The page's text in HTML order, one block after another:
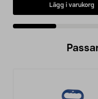
Lägg i varukorg